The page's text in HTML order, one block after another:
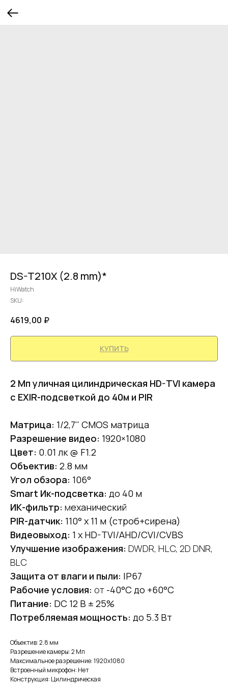
DS-T210X (2.8 mm)*
HiWatch
SKU:
4619,00 ₽
КУПИТЬ
2 Мп уличная цилиндрическая HD-TVI камера
с EXIR-подсветкой до 40м и PIR
Матрица: 1/2,7'' CMOS матрица
Разрешение видео: 1920×1080
Цвет: 0.01 лк @ F1.2
Объектив: 2.8 мм
Угол обзора: 106°
Smart Ик-подсветка: до 40 м
ИК-фильтр: механический
PIR-датчик: 110° x 11 м (строб+сирена)
Видеовыход: 1 х HD-TVI/AHD/CVI/CVBS
Улучшение изображения: DWDR, HLC, 2D DNR,
BLC
Защита от влаги и пыли: IP67
Рабочие условия: от -40°C до +60°C
Питание: DC 12 В ± 25%
Потребляемая мощность: до 5.3 Вт
Объектив: 2.8 мм
Разрешение камеры: 2 Мп
Максимальное разрешение: 1920x1080
Встроенный микрофон: Нет
Конструкция: Цилиндрическая